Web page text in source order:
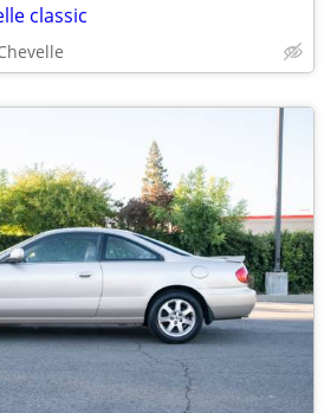
classic